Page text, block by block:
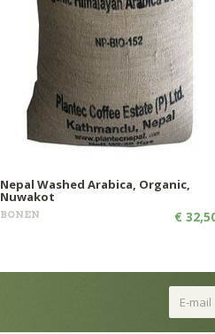
Nepal Washed Arabica, Organic,
Nuwakot
BONEN €